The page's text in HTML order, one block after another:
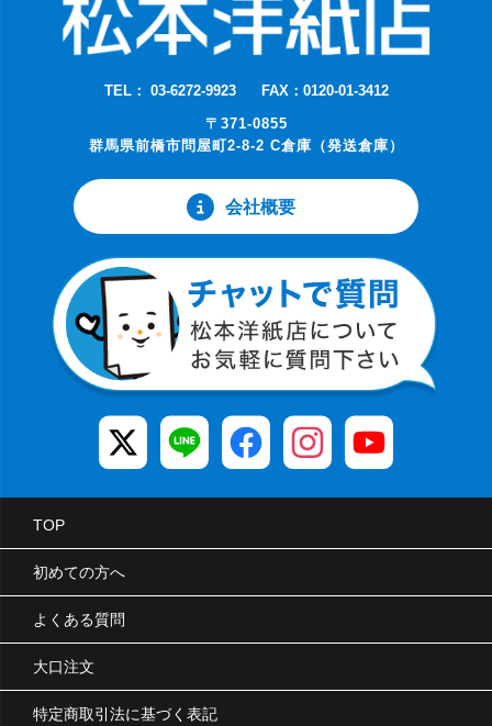
TEL： 03-6272-9923
FAX：0120-01-3412
〒371-0855
群馬県前橋市問屋町2-8-2 C倉庫（発送倉庫）
会社概要
TOP
初めての方へ
よくある質問
大口注文
特定商取引法に基づく表記